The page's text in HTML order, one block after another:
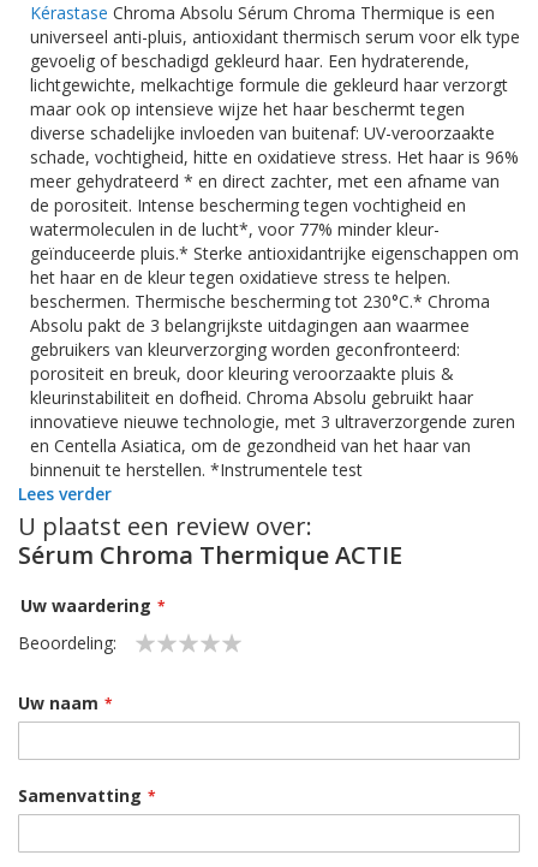
Kérastase Chroma Absolu Sérum Chroma Thermique is een
universeel anti-pluis, antioxidant thermisch serum voor elk type
gevoelig of beschadigd gekleurd haar. Een hydraterende,
lichtgewichte, melkachtige formule die gekleurd haar verzorgt
maar ook op intensieve wijze het haar beschermt tegen
diverse schadelijke invloeden van buitenaf: UV-veroorzaakte
schade, vochtigheid, hitte en oxidatieve stress. Het haar is 96%
meer gehydrateerd * en direct zachter, met een afname van
de porositeit. Intense bescherming tegen vochtigheid en
watermoleculen in de lucht*, voor 77% minder kleur-
geïnduceerde pluis.* Sterke antioxidantrijke eigenschappen om
het haar en de kleur tegen oxidatieve stress te helpen.
beschermen. Thermische bescherming tot 230°C.* Chroma
Absolu pakt de 3 belangrijkste uitdagingen aan waarmee
gebruikers van kleurverzorging worden geconfronteerd:
porositeit en breuk, door kleuring veroorzaakte pluis &
kleurinstabiliteit en dofheid. Chroma Absolu gebruikt haar
innovatieve nieuwe technologie, met 3 ultraverzorgende zuren
en Centella Asiatica, om de gezondheid van het haar van
binnenuit te herstellen. *Instrumentele test
Gebruik:
Stap 1. Verstuif 4 tot 6 pompjes op (handdoek)droog haar,
afhankelijk van de lengte en dikte van het haar.
Stap 2: Kam het haar door om het gelijkmatig te verdelen.
Stap 3: Ga verder met föhnen. Breng aan op droog haar na het
föhnen of aan de lucht drogen alsfinishingtouch om pluizig
Lees verder
U plaatst een review over:
Sérum Chroma Thermique ACTIE
Uw waardering
Beoordeling:
Uw naam
Samenvatting